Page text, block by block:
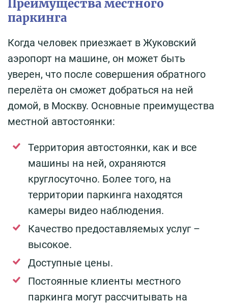
Преимущества местного
паркинга
Когда человек приезжает в Жуковский
аэропорт на машине, он может быть
уверен, что после совершения обратного
перелёта он сможет добраться на ней
домой, в Москву. Основные преимущества
местной автостоянки:
Территория автостоянки, как и все
машины на ней, охраняются
круглосуточно. Более того, на
территории паркинга находятся
камеры видео наблюдения.
Качество предоставляемых услуг –
высокое.
Доступные цены.
Постоянные клиенты местного
паркинга могут рассчитывать на